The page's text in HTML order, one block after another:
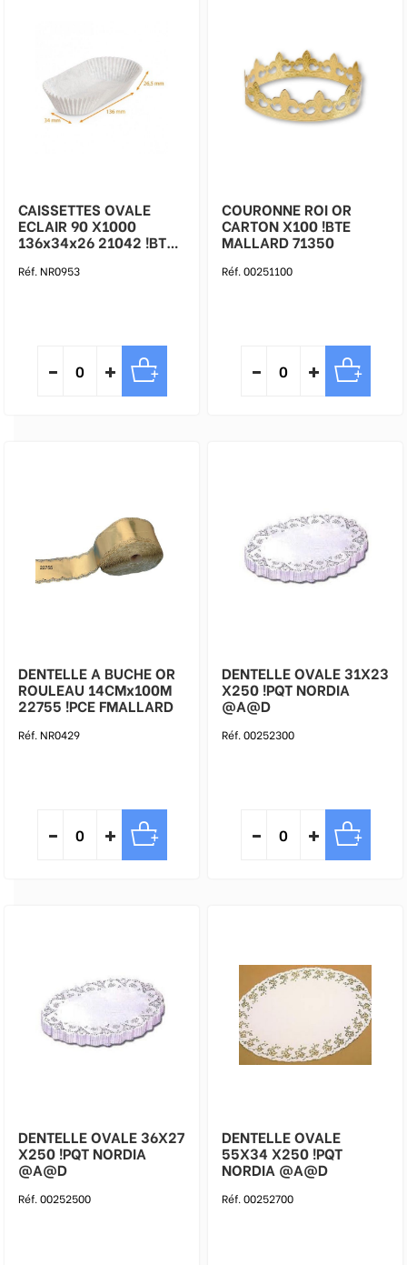
CAISSETTES OVALE
ECLAIR 90 X1000
136x34x26 21042 !BTE
Réf. NR0953
COURONNE ROI OR
CARTON X100 !BTE
MALLARD 71350
Réf. 00251100
DENTELLE A BUCHE OR
ROULEAU 14CMx100M
22755 !PCE FMALLARD
Réf. NR0429
DENTELLE OVALE 31X23
X250 !PQT NORDIA
@A@D
Réf. 00252300
DENTELLE OVALE 36X27
X250 !PQT NORDIA
@A@D
Réf. 00252500
DENTELLE OVALE
55X34 X250 !PQT
NORDIA @A@D
Réf. 00252700